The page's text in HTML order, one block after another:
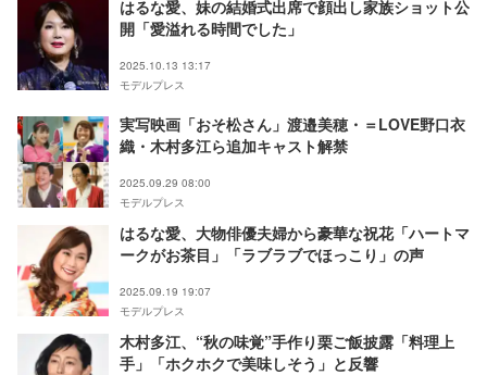
はるな愛、妹の結婚式出席で顔出し家族ショット公
開「愛溢れる時間でした」
2025.10.13 13:17
モデルプレス
実写映画「おそ松さん」渡邉美穂・＝LOVE野口衣
織・木村多江ら追加キャスト解禁
2025.09.29 08:00
モデルプレス
はるな愛、大物俳優夫婦から豪華な祝花「ハートマ
ークがお茶目」「ラブラブでほっこり」の声
2025.09.19 19:07
モデルプレス
木村多江、“秋の味覚”手作り栗ご飯披露「料理上
手」「ホクホクで美味しそう」と反響